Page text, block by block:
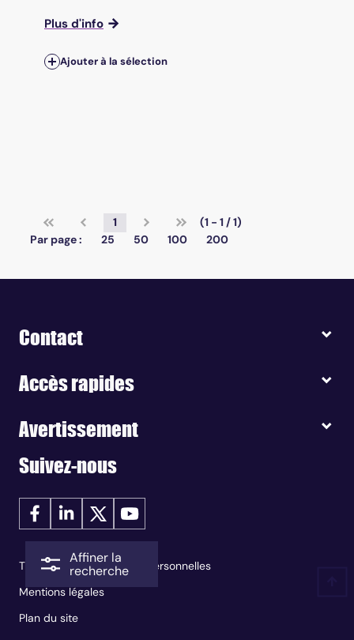
Affiner la
recherche
Plus d'info
Ajouter à la sélection
1
(1 - 1 / 1)
Par page :
25 50 100 200
Contact
Accès rapides
Avertissement
Suivez-nous
Traitement des données personnelles
Mentions légales
Plan du site